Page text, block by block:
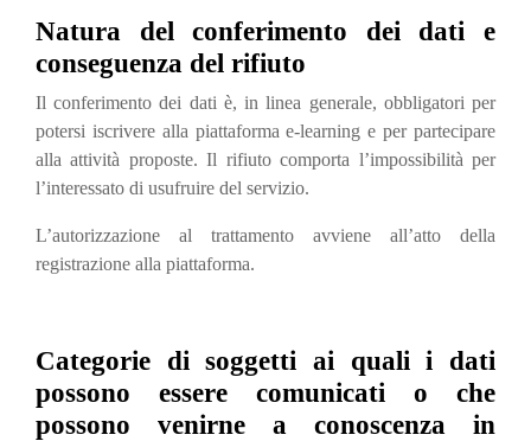
Natura del conferimento dei dati e
conseguenza del rifiuto
Il conferimento dei dati è, in linea generale, obbligatori per
potersi iscrivere alla piattaforma e-learning e per partecipare
alla attività proposte. Il rifiuto comporta l’impossibilità per
l’interessato di usufruire del servizio.
L’autorizzazione al trattamento avviene all’atto della
registrazione alla piattaforma.
Categorie di soggetti ai quali i dati
possono essere comunicati o che
possono venirne a conoscenza in